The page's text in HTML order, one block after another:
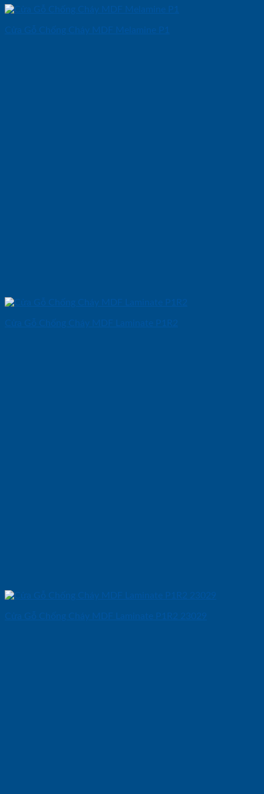
Cửa Gỗ Chống Cháy MDF Melamine P1
Cửa Gỗ Chống Cháy MDF Laminate P1R2
Cửa Gỗ Chống Cháy MDF Laminate P1R2 23029